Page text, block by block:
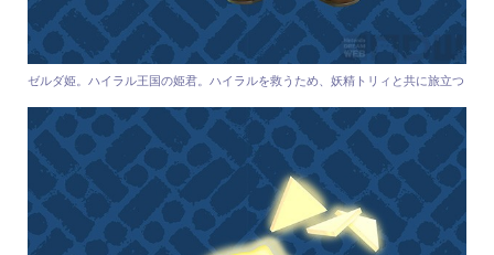
ゼルダ姫。ハイラル王国の姫君。ハイラルを救うため、妖精トリィと共に旅立つ